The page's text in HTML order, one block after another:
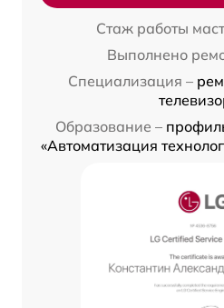
Стаж работы
Выполнено
Специализация –
Образование –
«Автоматизация